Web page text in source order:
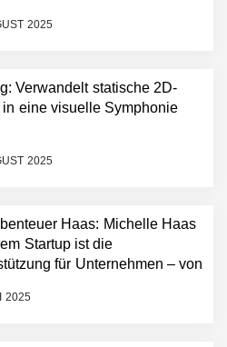
2025
Verwandelt statische 2D-
in eine visuelle Symphonie
2025
Haas: Michelle Haas
Startup ist die
für Unternehmen – von
2025
Rauch von Crqlar
Wie ein
Startup die
Messner von
Verwandelt
2D-Bilder in eine
Symphonie